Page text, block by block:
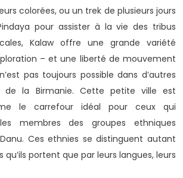
colorées, ou un trek de plusieurs jours
pour assister à la vie des tribus
Kalaw offre une grande variété
– et une liberté de mouvement
pas toujours possible dans d’autres
de la Birmanie. Cette petite ville est
le carrefour idéal pour ceux qui
membres des groupes ethniques
Ces ethnies se distinguent autant
portent que par leurs langues, leurs